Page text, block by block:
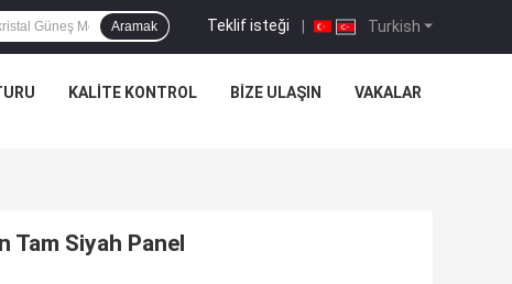
Turkish
Teklif isteği |
Aramak
KALITE KONTROL BIZE ULAŞIN VAKALAR
Siyah Panel